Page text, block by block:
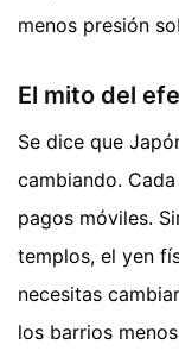
menos presión
El mito del
Se dice que
cambiando.
pagos móviles.
templos, el yen
necesitas
los barrios